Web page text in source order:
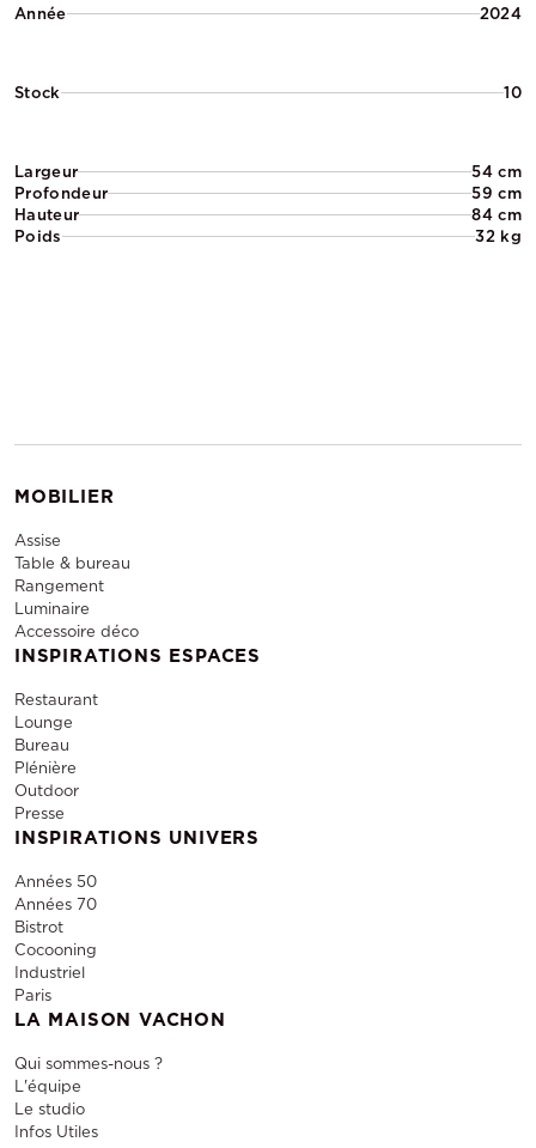
Année 2024
Stock 10
Largeur
54 cm
Profondeur
59 cm
Hauteur
84 cm
Poids
32 kg
MOBILIER
Assise
Table & bureau
Rangement
Luminaire
Accessoire déco
INSPIRATIONS ESPACES
Restaurant
Lounge
Bureau
Plénière
Outdoor
Presse
INSPIRATIONS UNIVERS
Années 50
Années 70
Bistrot
Cocooning
Industriel
Paris
LA MAISON VACHON
Qui sommes-nous ?
L'équipe
Le studio
Infos Utiles